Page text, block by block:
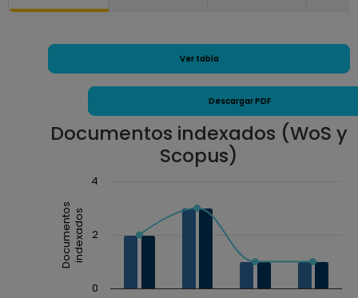
Ver tabla
Descargar PDF
Documentos indexados (WoS y
Scopus)
Chart
Combination chart with 3 data series.
The chart has 1 X axis displaying Año.
The chart has 1 Y axis displaying Documentos
Documentosindexados
0
2
4